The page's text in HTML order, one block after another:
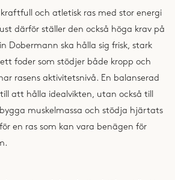
och atletisk ras med stor energi
därför ställer den också höga krav på
Dobermann ska hålla sig frisk, stark
foder som stödjer både kropp och
rasens aktivitetsnivå. En balanserad
att hålla idealvikten, utan också till
muskelmassa och stödja hjärtats
en ras som kan vara benägen för